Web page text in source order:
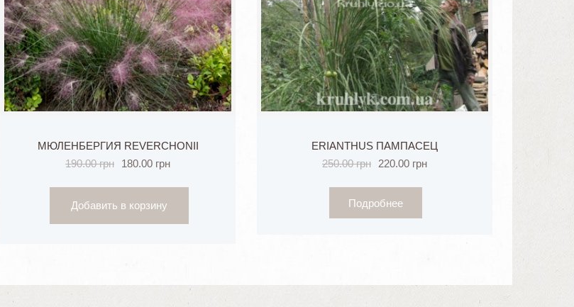
МЮЛЕНБЕРГИЯ REVERCHONII
190.00грн 180.00 грн
Добавить в корзину
ERIANTHUS ПАМПАСЕЦ
250.00грн 220.00 грн
Подробнее